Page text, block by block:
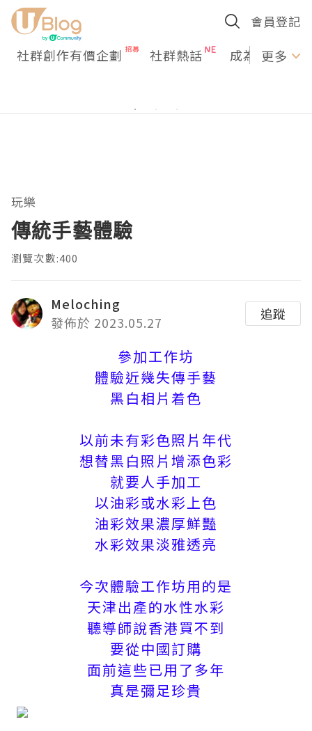
會員登記
社群創作有價企劃 社群熱話 成為U更多
玩樂
傳統手藝體驗
瀏覽次數:400
Meloching
發佈於 2023.05.27
追蹤
參加工作坊
體驗近幾失傳手藝
黑白相片着色
以前未有彩色照片年代
想替黑白照片增添色彩
就要人手加工
以油彩或水彩上色
油彩效果濃厚鮮豔
水彩效果淡雅透亮
今次體驗工作坊用的是
天津出產的水性水彩
聽導師說香港買不到
要從中國訂購
面前這些已用了多年
真是彌足珍貴